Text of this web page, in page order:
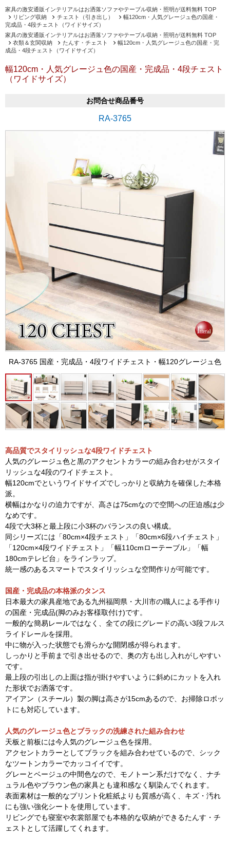
家具の激安通販インテリアルはお洒落ソファやテーブル収納・照明が送料無料 TOP
リビング収納
チェスト（引き出し）
幅120cm・人気グレージュ色の国産・
完成品・4段チェスト（ワイドサイズ）
家具の激安通販インテリアルはお洒落ソファやテーブル収納・照明が送料無料 TOP
衣類＆玄関収納
たんす・チェスト
幅120cm・人気グレージュ色の国産・完
成品・4段チェスト（ワイドサイズ）
幅120cm・人気グレージュ色の国産・完成品・4段チェスト
（ワイドサイズ）
お問合せ商品番号
RA-3765
RA-3765 国産・完成品・4段ワイドチェスト・幅120グレージュ色
高品質でスタイリッシュな4段ワイドチェスト
人気のグレージュ色と黒のアクセントカラーの組み合わせがスタイ
リッシュな4段のワイドチェスト。
幅120cmでというワイドサイズでしっかりと収納力を確保した本格
派。
横幅はかなりの迫力ですが、高さは75cmなので空間への圧迫感は少
なめです。
4段で大3杯と最上段に小3杯のバランスの良い構成。
同シリーズには「80cm×4段チェスト」「80cm×6段ハイチェスト」
「120cm×4段ワイドチェスト」「幅110cmローテーブル」「幅
180cmテレビ台」をラインラップ。
統一感のあるスマートでスタイリッシュな空間作りが可能です。
国産・完成品の本格派のタンス
日本最大の家具産地である九州福岡県・大川市の職人による手作り
の国産・完成品(脚のみお客様取付け)です。
一般的な簡易レールではなく、全ての段にグレードの高い3段フルス
ライドレールを採用。
中に物が入った状態でも滑らかな開閉感が得られます。
しっかりと手前まで引き出せるので、奥の方も出し入れがしやすい
です。
最上段の引出しの上面は指が掛けやすいように斜めにカットを入れ
た形状でお洒落です。
アイアン（スチール）製の脚は高さが15cmあるので、お掃除ロボッ
トにも対応しています。
人気のグレージュ色とブラックの洗練された組み合わせ
天板と前板には今人気のグレージュ色を採用。
アクセントカラーとしてブラックを組み合わせているので、シック
なツートンカラーでカッコイイです。
グレーとベージュの中間色なので、モノトーン系だけでなく、ナチ
ュラル色やブラウン色の家具とも違和感なく馴染んでくれます。
表面素材は一般的なプリント化粧紙よりも質感が高く、キズ・汚れ
にも強い強化シートを使用しています。
リビングでも寝室や衣裳部屋でも本格的な収納ができるたんす・チ
ェストとして活躍してくれます。